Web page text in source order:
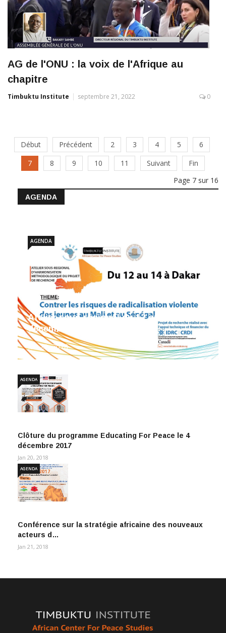
AG de l'ONU : la voix de l'Afrique au
chapitre
Timbuktu Institute septembre 21, 2022 0
Début Précédent 2 3 4 5
6
7
8 9 10 11 Suivant
Fin
Page 7 sur 16
AGENDA
Atelier sous-régional du 12 au 14
décembre 2017
Jan 20, 2018
AGENDA
Clôture du programme Educating For Peace le 4
décembre 2017
AGENDA
Jan 20, 2018
Conférence sur la stratégie africaine des nouveaux
acteurs d…
AGENDA
Jan 21, 2018